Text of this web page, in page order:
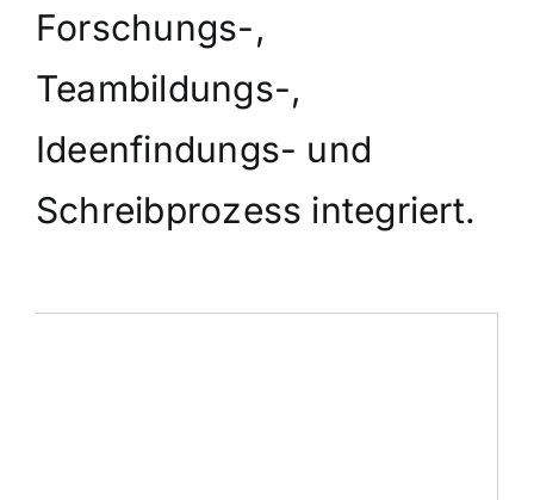
Forschungs-,
Teambildungs-,
Ideenfindungs- und
Schreibprozess integriert.